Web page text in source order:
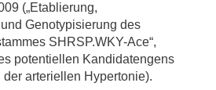
(„Etablierung,
Genotypisierung des
SHRSP.WKY-Ace“,
potentiellen Kandidatengens
arteriellen Hypertonie).